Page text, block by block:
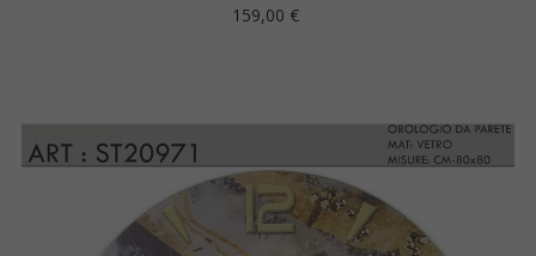
Prezzo
159,00 €